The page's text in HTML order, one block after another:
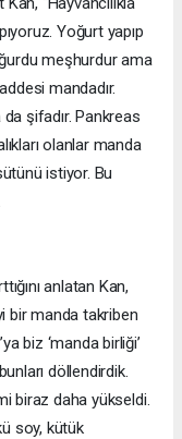
Yoğurt yapıp
meşhurdur ama
mandadır.
şifadır. Pankreas
olanlar manda
istiyor. Bu
anlatan Kan,
bir manda takriben
biz ‘manda birliği’
döllendirdik.
biraz daha yükseldi.
soy, kütük